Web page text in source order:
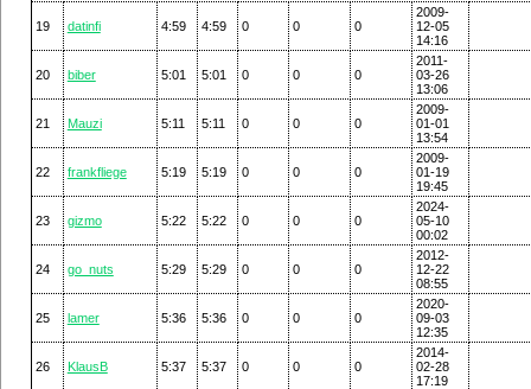
19 datinfi 4:59 4:59 0 0 0
2009-
12-05
14:16
20 biber 5:01 5:01 0 0 0
2011-
03-26
13:06
21 Mauzi 5:11 5:11 0 0 0
2009-
01-01
13:54
22 frankfliege 5:19 5:19 0 0 0
2009-
01-19
19:45
23 gizmo 5:22 5:22 0 0 0
2024-
05-10
00:02
24 go_nuts 5:29 5:29 0 0 0
2012-
12-22
08:55
25 lamer 5:36 5:36 0 0 0
2020-
09-03
12:35
26 KlausB 5:37 5:37 0 0 0
2014-
02-28
17:19